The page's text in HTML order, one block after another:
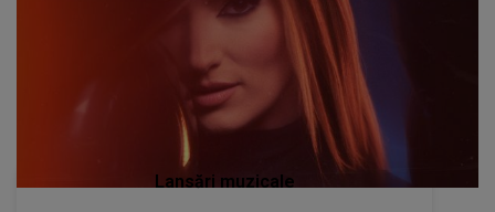
Lansări muzicale